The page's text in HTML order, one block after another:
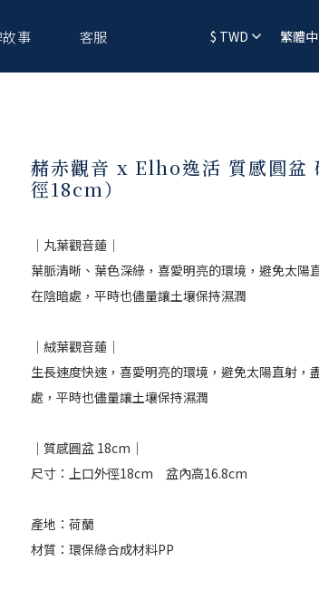
事 客服 $ TWD 繁體
赭赤觀音 x Elho逸活 質感圓盆
徑18cm）
｜丸葉觀音蓮｜
葉脈清晰、葉色深綠，喜愛明亮的環境，避免太陽
在陰暗處，平時也儘量讓土壤保持濕潤
｜絨葉觀音蓮｜
生長速度快速，喜愛明亮的環境，避免太陽直射，
處，平時也儘量讓土壤保持濕潤
｜質感圓盆 18cm｜
尺寸：上口外徑18cm　盆內高16.8cm
產地：荷蘭
材質：環保綠合成材料PP